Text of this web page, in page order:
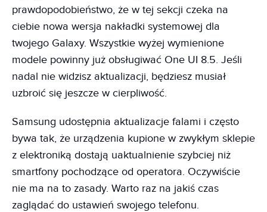
prawdopodobieństwo, że w tej sekcji czeka na
ciebie nowa wersja nakładki systemowej dla
twojego Galaxy. Wszystkie wyżej wymienione
modele powinny już obsługiwać One UI 8.5. Jeśli
nadal nie widzisz aktualizacji, będziesz musiał
uzbroić się jeszcze w cierpliwość.
Samsung udostępnia aktualizacje falami i często
bywa tak, że urządzenia kupione w zwykłym sklepie
z elektroniką dostają uaktualnienie szybciej niż
smartfony pochodzące od operatora. Oczywiście
nie ma na to zasady. Warto raz na jakiś czas
zaglądać do ustawień swojego telefonu.